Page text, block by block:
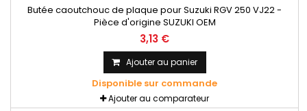
Butée caoutchouc de plaque pour Suzuki RGV 250 VJ22 -
Pièce d'origine SUZUKI OEM
3,13 €
Ajouter au panier
Disponible sur commande
Ajouter au comparateur